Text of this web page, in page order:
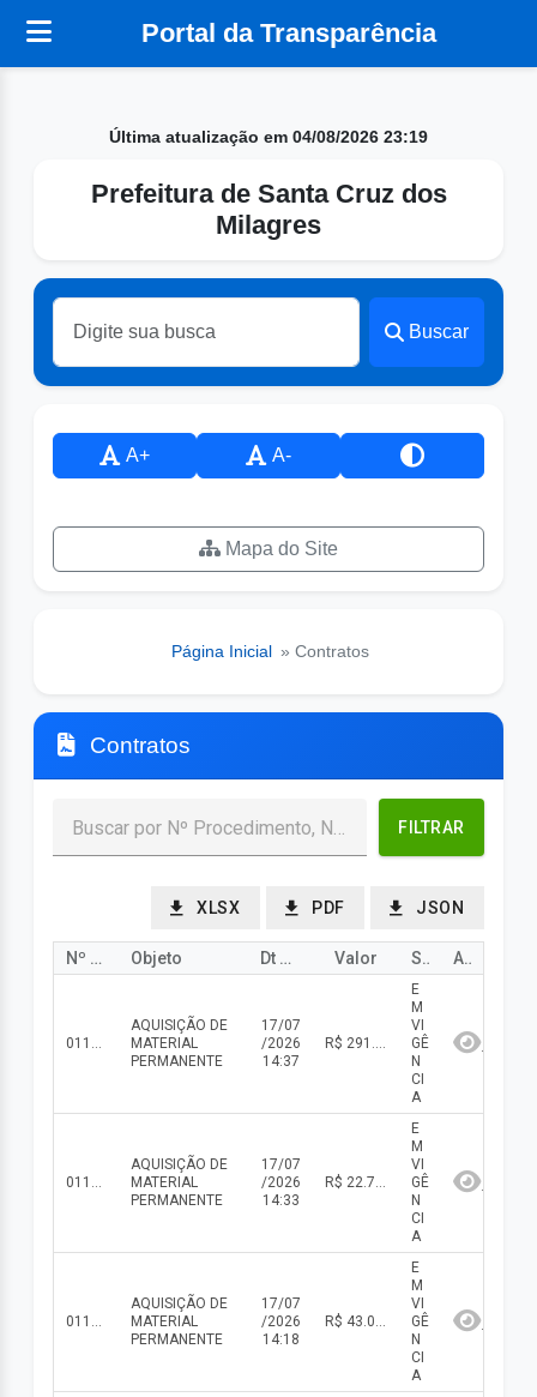
Portal da Transparência
Última atualização em 04/08/2026 23:19
Prefeitura de Santa Cruz dos
Milagres
Buscar
A+ A-
Mapa do Site
Página Inicial » Contratos
Contratos
FILTRAR
XLSX PDF JSON
Nº Procedimento Objeto Dt Abert/Julg Valor Status Ação
011/2026
AQUISIÇÃO DE
MATERIAL
PERMANENTE
17/07
/2026
14:37
R$ 291.547,56(valor inicial) R$ 291.547,56(valor atualizado)
E
M
VI
GÊ
N
CI
A
011/2026
AQUISIÇÃO DE
MATERIAL
PERMANENTE
17/07
/2026
14:33
R$ 22.712,35(valor inicial) R$ 22.712,35(valor atualizado)
E
M
VI
GÊ
N
CI
A
011/2026
AQUISIÇÃO DE
MATERIAL
PERMANENTE
17/07
/2026
14:18
R$ 43.010,00(valor inicial) R$ 43.010,00(valor atualizado)
E
M
VI
GÊ
N
CI
A